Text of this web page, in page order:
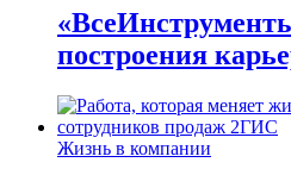
построения
Жизнь в компании